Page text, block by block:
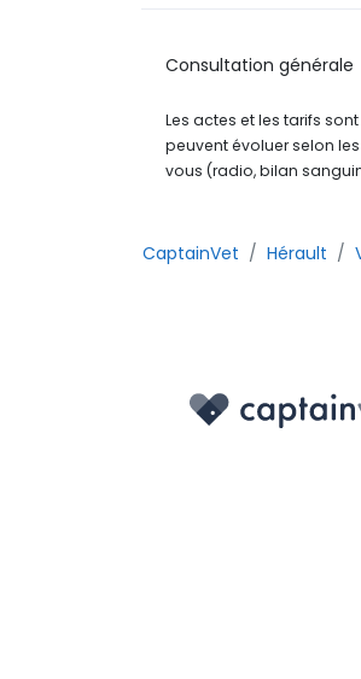
Consultation générale
Les actes et les tarifs
peuvent évoluer selon
vous (radio, bilan
CaptainVet Hérault